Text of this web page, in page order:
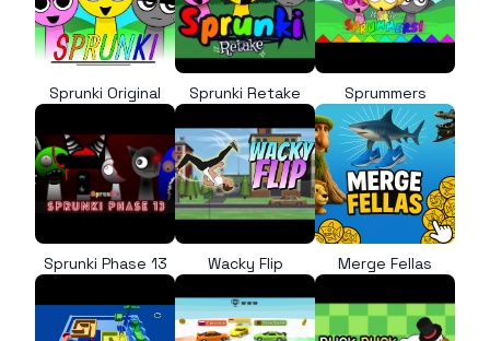
Sprunki Original Sprunki Retake Sprummers
Sprunki Phase 13 Wacky Flip Merge Fellas